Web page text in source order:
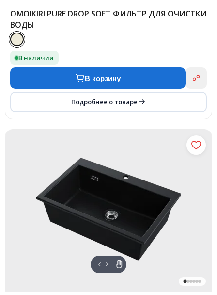
OMOIKIRI PURE DROP SOFT ФИЛЬТР ДЛЯ ОЧИСТКИ
ВОДЫ
В наличии
В корзину
Подробнее о товаре